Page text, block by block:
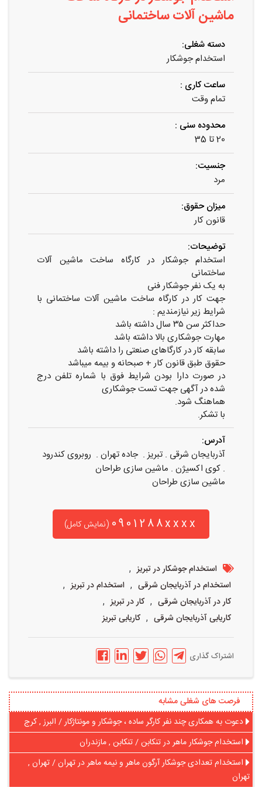
ماشین آلات ساختمانی
دسته شغلی:
استخدام جوشکار
ساعت کاری :
تمام وقت
محدوده سنی :
20 تا 35
جنسیت:
مرد
میزان حقوق:
قانون کار
توضیحات:
استخدام جوشکار در کارگاه ساخت ماشین آلات
ساختمانی
به یک نفر جوشکار فنی
جهت کار در کارگاه ساخت ماشین آلات ساختمانی با
شرایط زیر نیازمندیم :
حداکثر سن ۳۵ سال داشته باشد
مهارت جوشکاری بالا داشته باشد
سابقه کار در کارگاهای صنعتی را داشته باشد
حقوق طبق قانون کار + صبحانه و بیمه میباشد
در صورت دارا بودن شرایط فوق با شماره تلفن درج
شده در آگهی جهت تست جوشکاری
هماهنگ شود.
با تشکر.
آدرس:
آذربایجان شرقی . تبریز . جاده تهران . روبروی کندرود
. کوی اکسیژن . ماشین سازی طراحان
ماشین سازی طراحان
0901288xxxx (نمایش کامل)
استخدام جوشکار در تبریز ,
استخدام در آذربایجان شرقی , استخدام در تبریز ,
کار در آذربایجان شرقی , کار در تبریز ,
کاریابی آذربایجان شرقی , کاریابی تبریز
اشتراک گذاری
فرصت های شغلی مشابه
دعوت به همکاری چند نفر کارگر ساده ، جوشکار و مونتاژکار / البرز , کرج
استخدام جوشکار ماهر در تنکابن / تنکابن , مازندران
استخدام تعدادی جوشکار آرگون ماهر و نیمه ماهر در تهران / تهران ,
تهران